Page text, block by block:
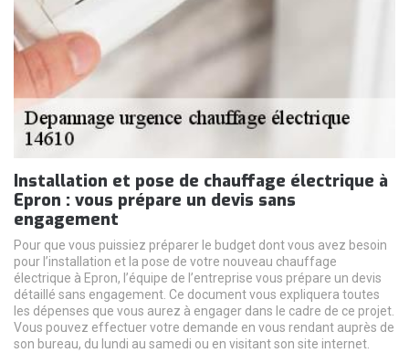
Installation et pose de chauffage électrique à
Epron : vous prépare un devis sans
engagement
Pour que vous puissiez préparer le budget dont vous avez besoin
pour l’installation et la pose de votre nouveau chauffage
électrique à Epron, l’équipe de l’entreprise vous prépare un devis
détaillé sans engagement. Ce document vous expliquera toutes
les dépenses que vous aurez à engager dans le cadre de ce projet.
Vous pouvez effectuer votre demande en vous rendant auprès de
son bureau, du lundi au samedi ou en visitant son site internet.